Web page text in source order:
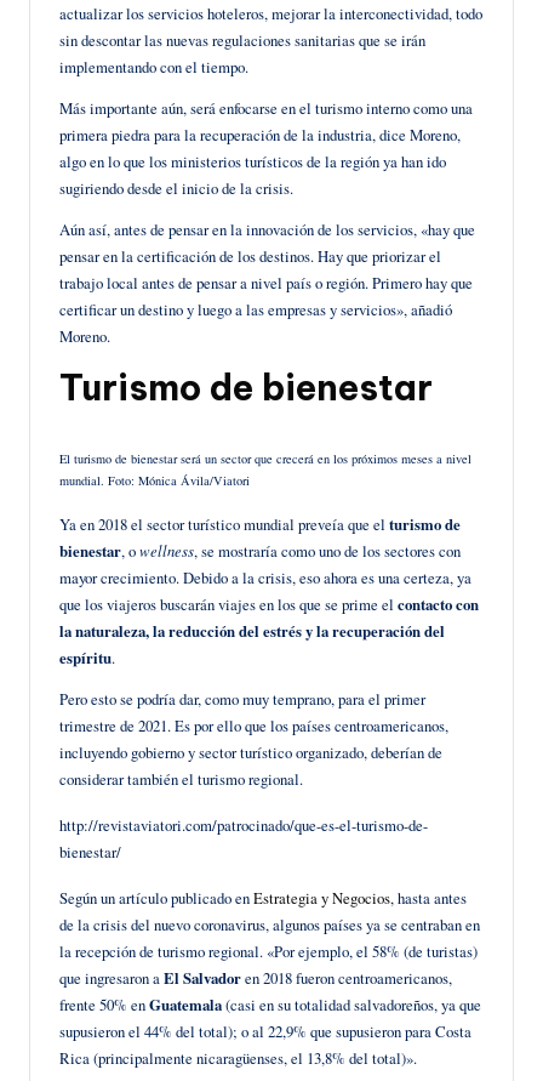
actualizar los servicios hoteleros, mejorar la interconectividad, todo
sin descontar las nuevas regulaciones sanitarias que se irán
implementando con el tiempo.
Más importante aún, será enfocarse en el turismo interno como una
primera piedra para la recuperación de la industria, dice Moreno,
algo en lo que los ministerios turísticos de la región ya han ido
sugiriendo desde el inicio de la crisis.
Aún así, antes de pensar en la innovación de los servicios, «hay que
pensar en la certificación de los destinos. Hay que priorizar el
trabajo local antes de pensar a nivel país o región. Primero hay que
certificar un destino y luego a las empresas y servicios», añadió
Moreno.
Turismo de bienestar
El turismo de bienestar será un sector que crecerá en los próximos meses a nivel
mundial. Foto: Mónica Ávila/Viatori
Ya en 2018 el sector turístico mundial preveía que el turismo de
bienestar, owellness, se mostraría como uno de los sectores con
mayor crecimiento. Debido a la crisis, eso ahora es una certeza, ya
que los viajeros buscarán viajes en los que se prime el contacto con
la naturaleza, la reducción del estrés y la recuperación del
espíritu.
Pero esto se podría dar, como muy temprano, para el primer
trimestre de 2021. Es por ello que los países centroamericanos,
incluyendo gobierno y sector turístico organizado, deberían de
considerar también el turismo regional.
http://revistaviatori.com/patrocinado/que-es-el-turismo-de-
bienestar/
Según un artículo publicado enEstrategia y Negocios, hasta antes
de la crisis del nuevo coronavirus, algunos países ya se centraban en
la recepción de turismo regional. «Por ejemplo, el 58% (de turistas)
que ingresaron aEl Salvadoren 2018 fueron centroamericanos,
frente 50% enGuatemala(casi en su totalidad salvadoreños, ya que
supusieron el 44% del total); o al 22,9% que supusieron para Costa
Rica (principalmente nicaragüenses, el 13,8% del total)».